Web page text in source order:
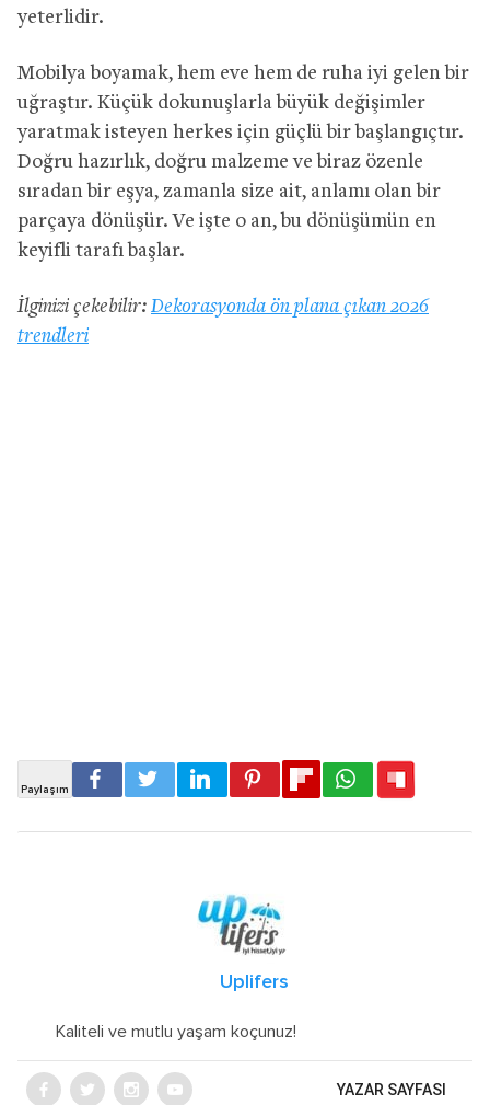
yeterlidir.
Mobilya boyamak, hem eve hem de ruha iyi gelen bir
uğraştır. Küçük dokunuşlarla büyük değişimler
yaratmak isteyen herkes için güçlü bir başlangıçtır.
Doğru hazırlık, doğru malzeme ve biraz özenle
sıradan bir eşya, zamanla size ait, anlamı olan bir
parçaya dönüşür. Ve işte o an, bu dönüşümün en
keyifli tarafı başlar.
İlginizi çekebilir: Dekorasyonda ön plana çıkan 2026
trendleri
Uplifers
Kaliteli ve mutlu yaşam koçunuz!
YAZAR SAYFASI